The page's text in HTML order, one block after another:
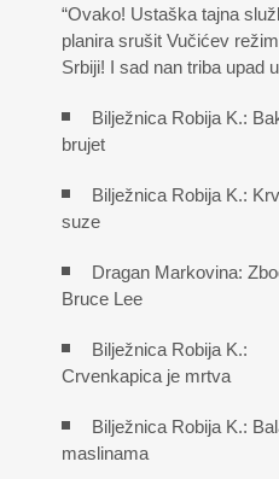
“Ovako! Ustaška tajna
planira srušit Vučićev
Srbiji! I sad nan triba upad
Bilježnica Robija K.:
brujet
Bilježnica Robija K.:
suze
Dragan Markovina:
Bruce Lee
Bilježnica Robija K.:
Crvenkapica je mrtva
Bilježnica Robija K.:
maslinama